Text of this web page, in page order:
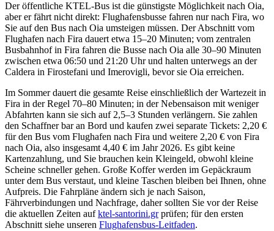
Der öffentliche KTEL-Bus ist die günstigste Möglichkeit nach Oia,
aber er fährt nicht direkt: Flughafensbusse fahren nur nach Fira, wo
Sie auf den Bus nach Oia umsteigen müssen. Der Abschnitt vom
Flughafen nach Fira dauert etwa 15–20 Minuten; vom zentralen
Busbahnhof in Fira fahren die Busse nach Oia alle 30–90 Minuten
zwischen etwa 06:50 und 21:20 Uhr und halten unterwegs an der
Caldera in Firostefani und Imerovigli, bevor sie Oia erreichen.
Im Sommer dauert die gesamte Reise einschließlich der Wartezeit in
Fira in der Regel 70–80 Minuten; in der Nebensaison mit weniger
Abfahrten kann sie sich auf 2,5–3 Stunden verlängern. Sie zahlen
den Schaffner bar an Bord und kaufen zwei separate Tickets: 2,20 €
für den Bus vom Flughafen nach Fira und weitere 2,20 € von Fira
nach Oia, also insgesamt 4,40 € im Jahr 2026. Es gibt keine
Kartenzahlung, und Sie brauchen kein Kleingeld, obwohl kleine
Scheine schneller gehen. Große Koffer werden im Gepäckraum
unter dem Bus verstaut, und kleine Taschen bleiben bei Ihnen, ohne
Aufpreis. Die Fahrpläne ändern sich je nach Saison,
Fährverbindungen und Nachfrage, daher sollten Sie vor der Reise
die aktuellen Zeiten aufktel-santorini.grprüfen; für den ersten
Abschnitt siehe unseren Flughafensbus-Leitfaden.